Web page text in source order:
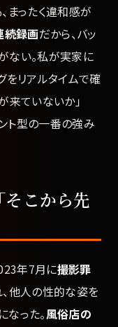
まったく違和感が
続録画だから、バッ
ない。私が実家に
をリアルタイムで確
来ていないか」
ト型の一番の強み
そこから先
年7月に撮影罪
他人の性的な姿を
った。風俗店の